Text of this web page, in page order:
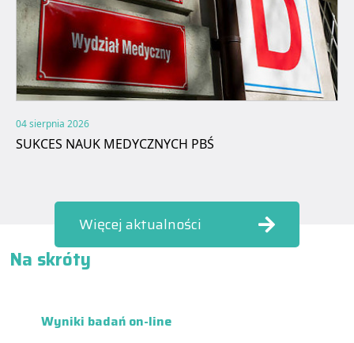
04 sierpnia 2026
SUKCES NAUK MEDYCZNYCH PBŚ
Więcej aktualności
Na skróty
Wyniki badań on-line